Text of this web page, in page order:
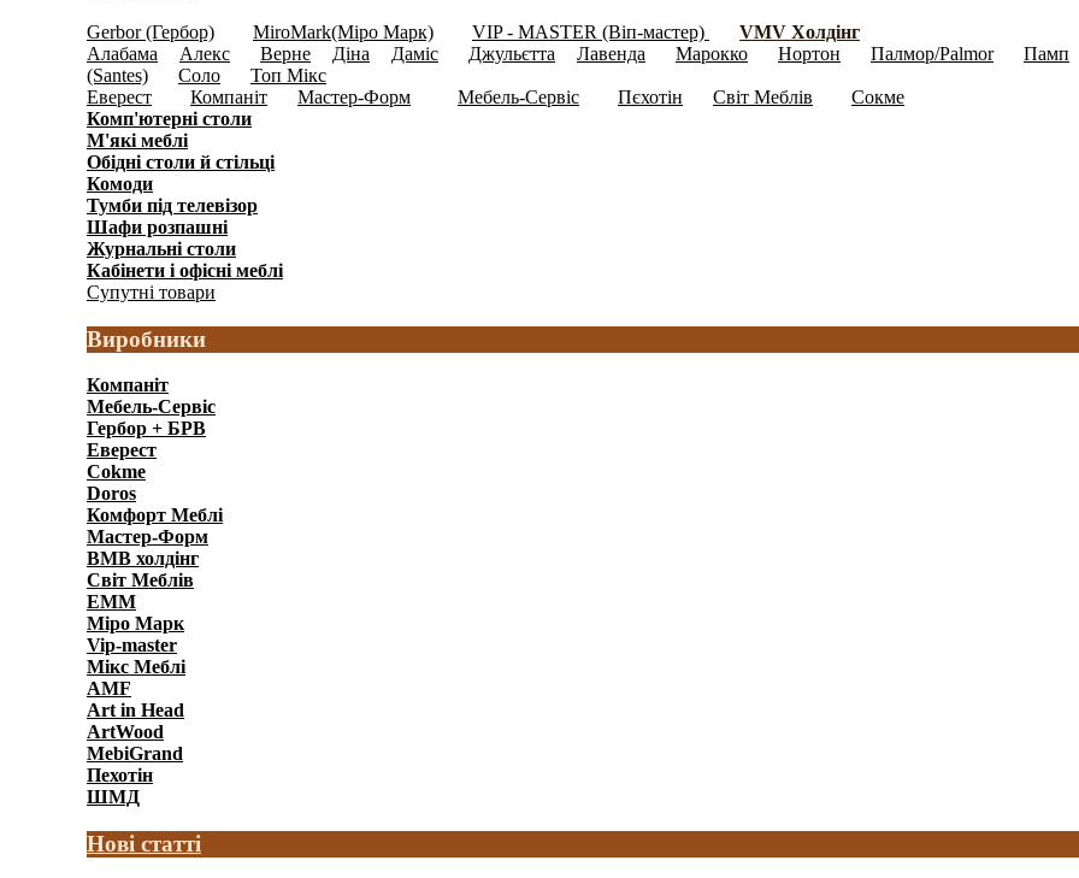
Gerbor (Гербор) MiroMark(Міро Марк) VIP - MASTER (Віп-мастер) VMV Холдінг
Алабама Алекс Верне Діна Даміс Джульєтта Лавенда Марокко Нортон Палмор/Palmor(10) Памп
(Santes)
Соло Топ Мікс
Еверест Компаніт Мастер-Форм Мебель-Сервіс Пєхотін Світ Меблів Сокме
Комп'ютерні столи
М'які меблі(141)
Обідні столи й стільці(159)
Комоди
Тумби під телевізор
Шафи розпашні(1241)
Журнальні столи
Кабінети і офісні меблі(328)
Супутні товари
Виробники
Компаніт
Мебель-Сервіс
Гербор + БРВ
Еверест
Cokme
Doros
Комфорт Меблi
Мастер-Форм
ВМВ холдінг
Світ Меблів
ЕММ
Міро Марк
Vip-master
Мікс Меблі
AMF
Art in Head
ArtWood
MebiGrand
Пехотін
ШМД
Нові статті